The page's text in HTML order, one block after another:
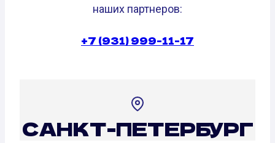
наших партнеров:
+7 (931) 999-11-17
САНКТ-ПЕТЕРБУРГ